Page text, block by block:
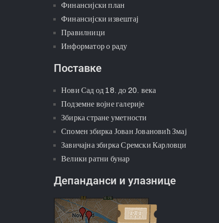
Финансијски план
Финансијски извештај
Правилници
Информатор о раду
Поставке
Нови Сад од 18. до 20. века
Подземне војне галерије
Збирка стране уметности
Спомен збирка Јован Јовановић Змај
Завичајна збирка Сремски Карловци
Велики ратни бунар
Депанданси и улазнице